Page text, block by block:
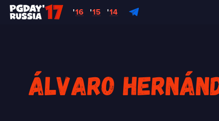
'16 '15 '14
Álvaro